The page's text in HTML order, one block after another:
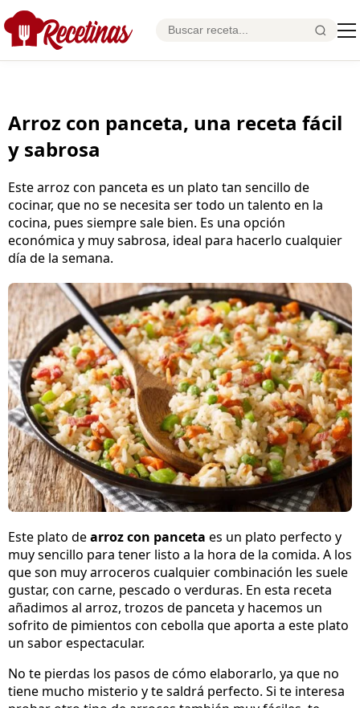
Arroz con panceta, una receta fácil
y sabrosa
Este arroz con panceta es un plato tan sencillo de
cocinar, que no se necesita ser todo un talento en la
cocina, pues siempre sale bien. Es una opción
económica y muy sabrosa, ideal para hacerlo cualquier
día de la semana.
Este plato dearroz con panceta es un plato perfecto y
muy sencillo para tener listo a la hora de la comida. A los
que son muy arroceros cualquier combinación les suele
gustar, con carne, pescado o verduras. En esta receta
añadimos al arroz, trozos de panceta y hacemos un
sofrito de pimientos con cebolla que aporta a este plato
un sabor espectacular.
No te pierdas los pasos de cómo elaborarlo, ya que no
tiene mucho misterio y te saldrá perfecto. Si te interesa